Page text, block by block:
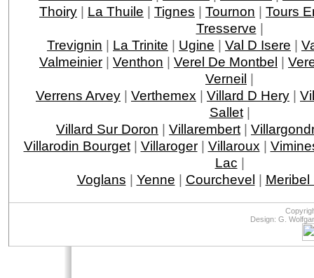
Thoiry | La Thuile | Tignes | Tournon | Tours
Tresserve |
Trevignin | La Trinite | Ugine | Val D Isere |
Valmeinier | Venthon | Verel De Montbel |
Verneil |
Verrens Arvey | Verthemex | Villard D Hery |
Sallet|
Villard Sur Doron | Villarembert |
Villarodin Bourget| Villaroger| Villaroux |
Lac |
Voglans | Yenne | Courchevel | Meribel
Design: G.